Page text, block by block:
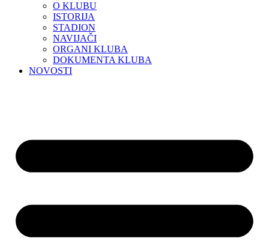
O KLUBU
ISTORIJA
STADION
NAVIJAČI
ORGANI KLUBA
DOKUMENTA KLUBA
NOVOSTI